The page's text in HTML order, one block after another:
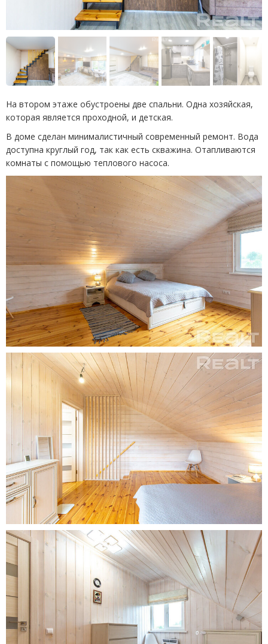
На втором этаже обустроены две спальни. Одна хозяйская,
которая является проходной, и детская.
В доме сделан минималистичный современный ремонт. Вода
доступна круглый год, так как есть скважина. Отапливаются
комнаты с помощью теплового насоса.